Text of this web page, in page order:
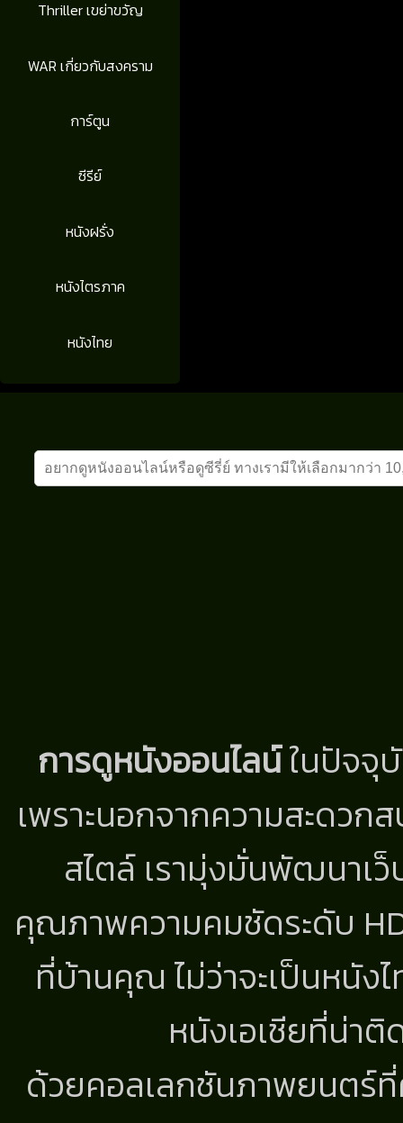
Thriller เขย่าขวัญ
WAR เกี่ยวกับสงคราม
การ์ตูน
ซีรีย์
หนังฝรั่ง
หนังไตรภาค
หนังไทย
การดูหนังออนไลน์ในปัจจุ
เพราะนอกจากความสะดว
สไตล์ เรามุ่งมั่นพัฒนาเ
คุณภาพความคมชัดระดับ
ที่บ้านคุณ ไม่ว่าจะเป็นหนั
หนังเอเชียที่น่า
ด้วยคอลเลกชันภาพยนตร์